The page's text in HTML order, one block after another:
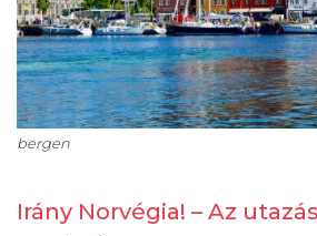
bergen
Irány Norvégia! – Az